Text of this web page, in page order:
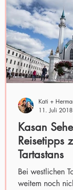
Kasan
Reisetipps
Tartastans
Bei westlichen
weitem noch
Kati +
11. Juli 2018